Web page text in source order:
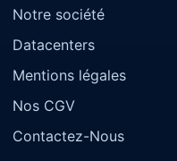
Notre société
Datacenters
Mentions légales
Nos CGV
Contactez-Nous